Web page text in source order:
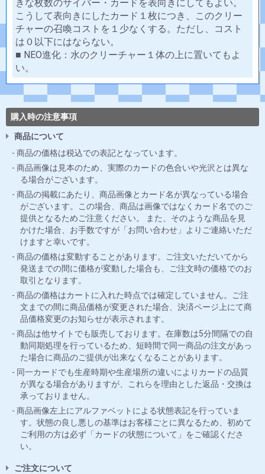
きな枚数のサイバー・カードを表向きにしてもよい。
こうして表向きにしたカード１枚につき、このクリー
チャーの召喚コストを１少なくする。ただし、コスト
は０以下にはならない。
■ NEO進化：水のクリーチャー１体の上に置いてもよ
い。
購入時の注意事項
商品について
商品の価格は税込での表記となっています。
商品画像は見本のため、実際のカードの色合いや光沢とは異な
る場合がございます。
商品の掲載にあたり、商品画像とカード名が異なっている場合
がございます。この場合、商品は画像ではなくカード名でのご
提供となるためご注意ください。 また、そのような商品を見
かけた場合、お手数ですが「お問い合わせ」よりご連絡いただ
けますと幸いです。
商品の価格は変動することがあります。ご注文いただいてから
発送までの間に価格が変動した場合も、ご注文時の価格でのお
取引となります。
商品の価格はカートに入れた時点では確定していません。ご注
文までの間に商品価格が変更された場合、決済ページ上にて商
品価格変更のお知らせが表示されます。
商品は他サイトでも販売しております。在庫数は5分間隔での自
動同期処理を行っているため、短時間で同一商品の注文があっ
た場合に商品のご提供が出来なくなることがあります。
同一カードでも生産時期や生産場所の違いによりカードの品質
が異なる場合がありますが、これらを理由とした返品・交換は
承っておりません。
商品画像左上にアルファベットによる状態表記を行っていま
す。状態の良し悪しの基準はお客様ごとに異なるため、初めて
ご利用の方は必ず「カードの状態について」をご確認くださ
い。
ご注文について